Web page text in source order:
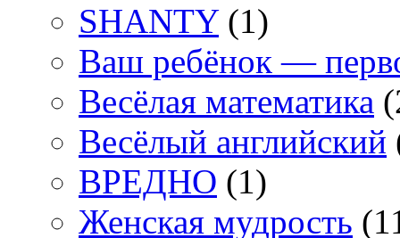
SHANTY(1)
Ваш ребёнок —
Весёлая математика
Весёлый английский
ВРЕДНО (1)
Женская мудрость